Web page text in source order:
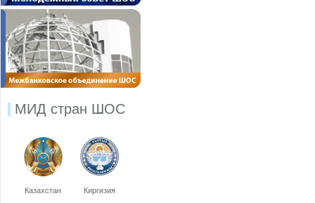
МИД стран ШОС
Казахстан Киргизия